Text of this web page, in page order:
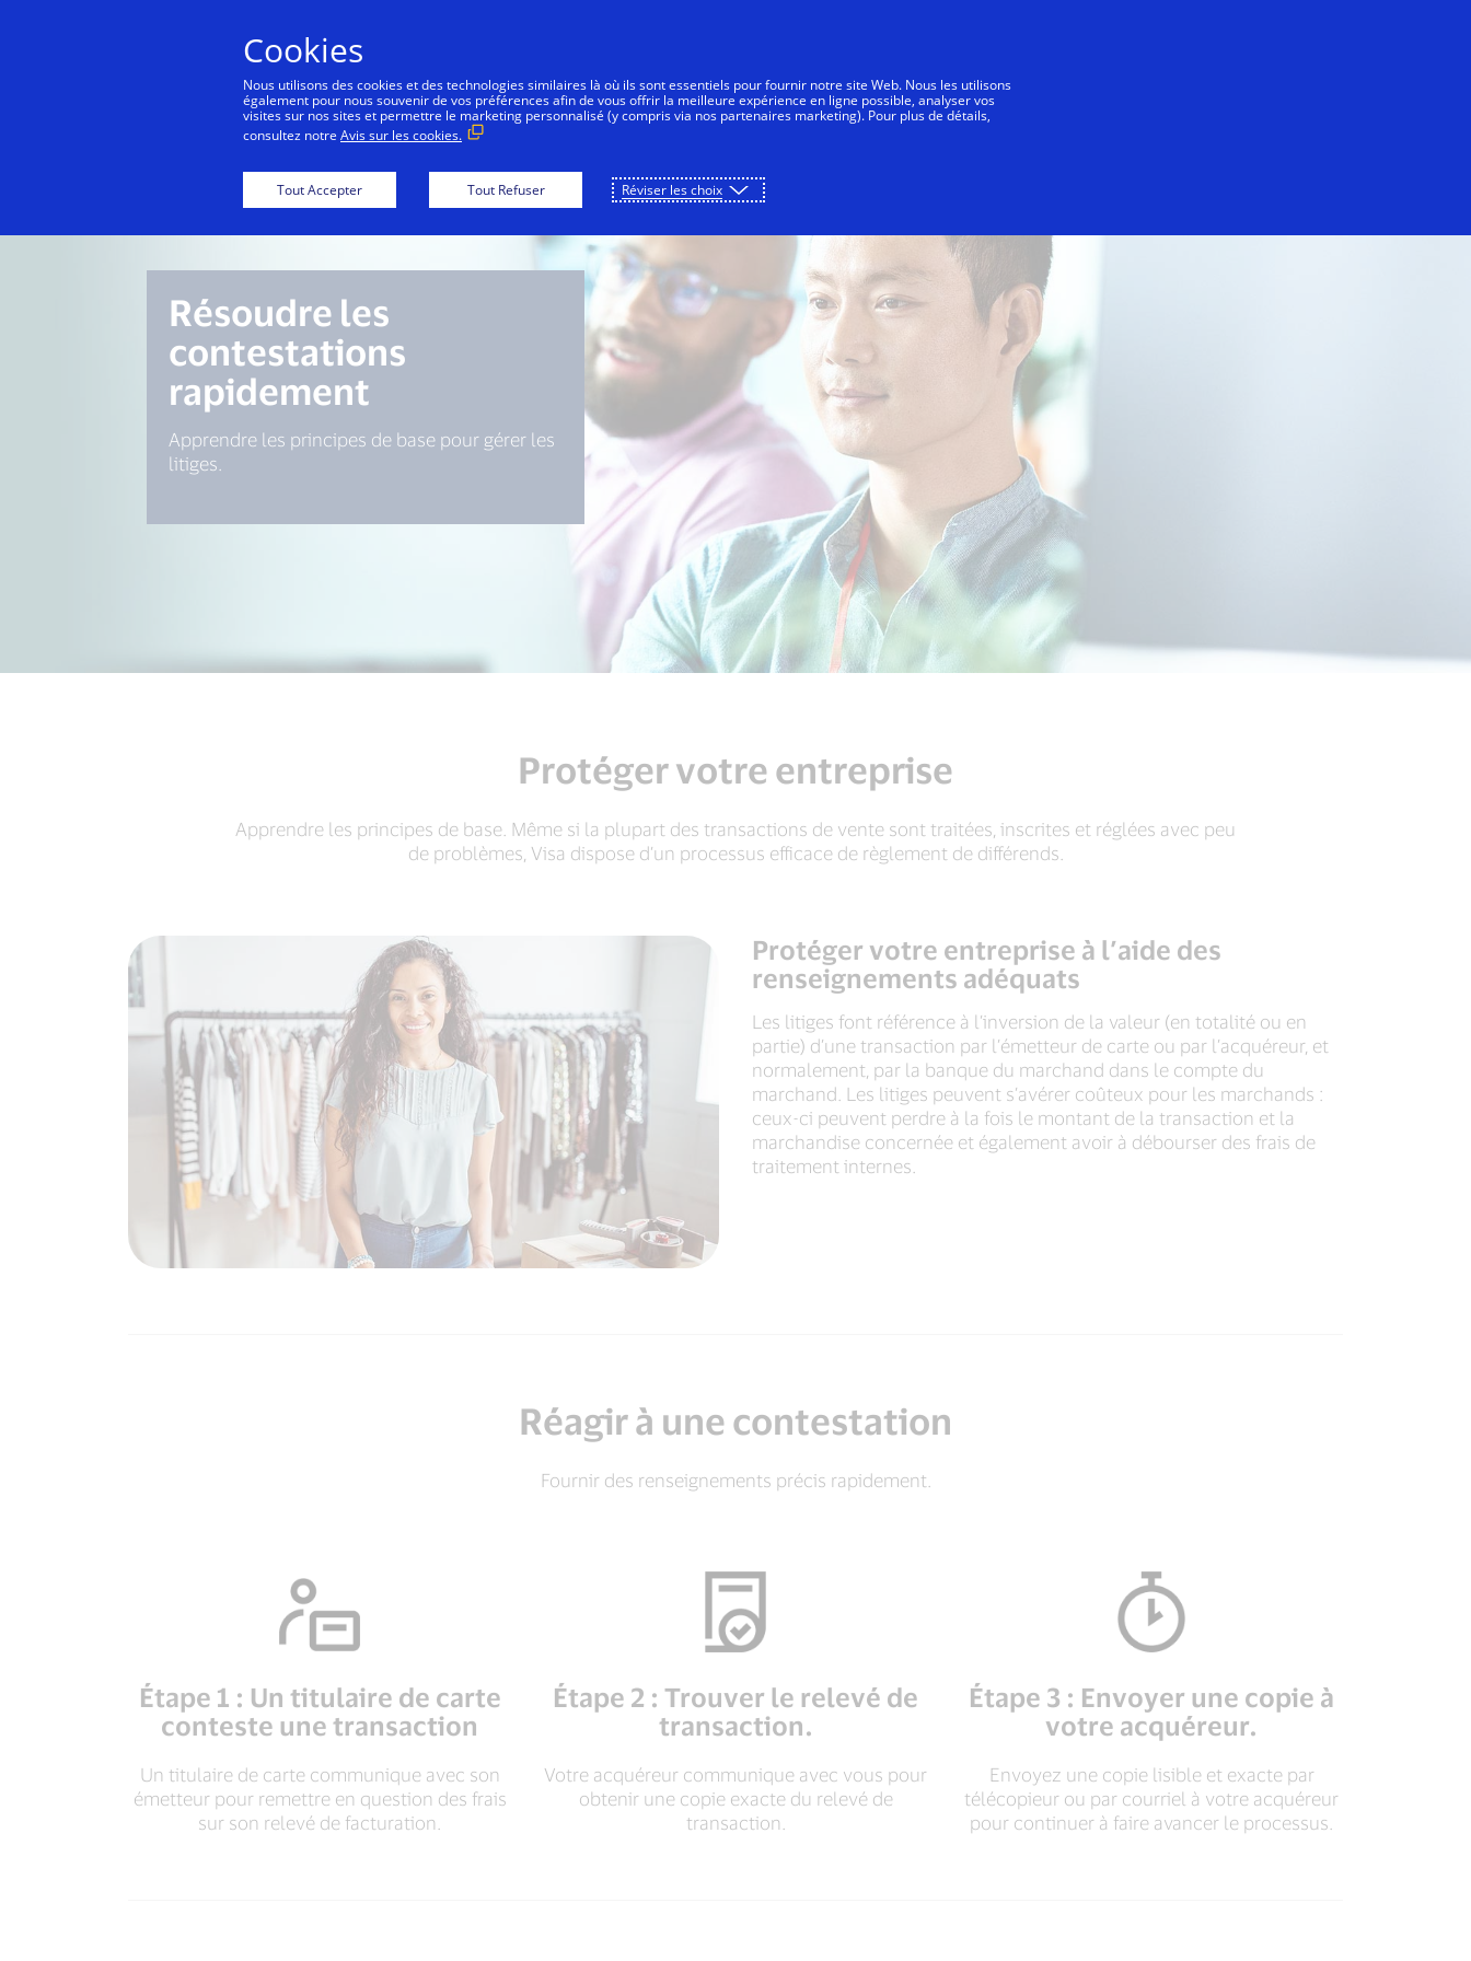
Résoudre les
contestations
rapidement
Apprendre les principes de base pour gérer les
litiges.
Protéger votre entreprise
Apprendre les principes de base. Même si la plupart des transactions de vente sont traitées, inscrites et réglées avec peu
de problèmes, Visa dispose d’un processus efficace de règlement de différends.
Protéger votre entreprise à l’aide des
renseignements adéquats
Les litiges font référence à l’inversion de la valeur (en totalité ou en
partie) d’une transaction par l’émetteur de carte ou par l’acquéreur, et
normalement, par la banque du marchand dans le compte du
marchand. Les litiges peuvent s’avérer coûteux pour les marchands :
ceux-ci peuvent perdre à la fois le montant de la transaction et la
marchandise concernée et également avoir à débourser des frais de
traitement internes.
Réagir à une contestation
Fournir des renseignements précis rapidement.
Étape 1 : Un titulaire de carte
conteste une transaction
Un titulaire de carte communique avec son
émetteur pour remettre en question des frais
sur son relevé de facturation.
Étape 2 : Trouver le relevé de
transaction.
Votre acquéreur communique avec vous pour
obtenir une copie exacte du relevé de
transaction.
Étape 3 : Envoyer une copie à
votre acquéreur.
Envoyez une copie lisible et exacte par
télécopieur ou par courriel à votre acquéreur
pour continuer à faire avancer le processus.
Cookies
Nous utilisons des cookies et des technologies similaires là où ils sont essentiels pour fournir notre site Web. Nous les utilisons
également pour nous souvenir de vos préférences afin de vous offrir la meilleure expérience en ligne possible, analyser vos
visites sur nos sites et permettre le marketing personnalisé (y compris via nos partenaires marketing). Pour plus de détails,
consultez notre Avis sur les cookies.
Tout Accepter Tout Refuser Réviser les choix